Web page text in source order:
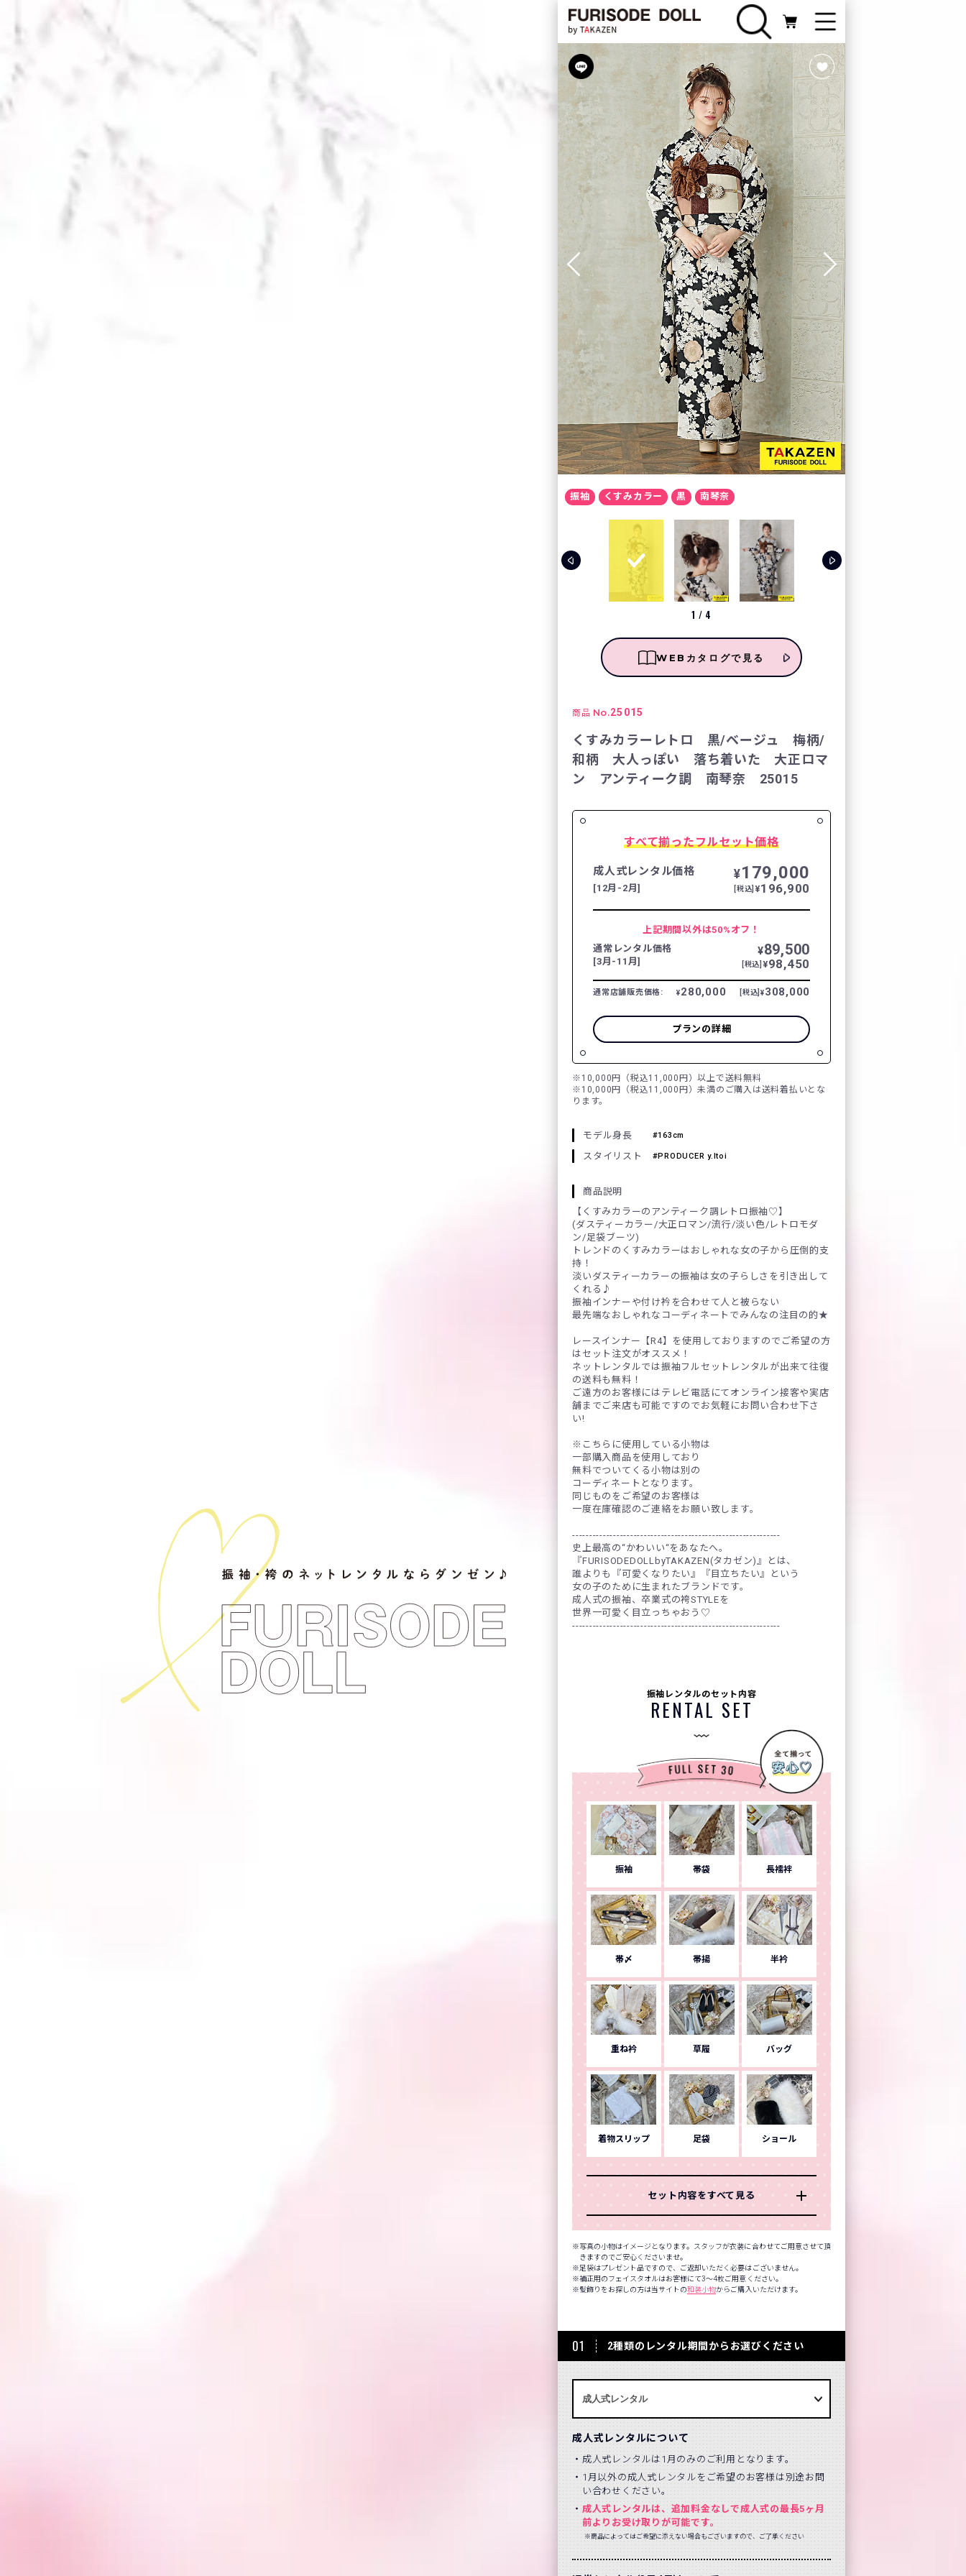
振袖 くすみカラー 黒 南琴奈
1 / 4
WEBカタログで見る
商品 No.25015
くすみカラーレトロ 黒/ベージュ 梅柄/
和柄 大人っぽい 落ち着いた 大正ロマ
ン アンティーク調 南琴奈 25015
すべて揃ったフルセット価格
成人式レンタル価格
[12月-2月]
¥179,000
[税込] ¥196,900
上記期間以外は50%オフ！
通常レンタル価格
[3月-11月]
¥89,500
[税込] ¥98,450
通常店舗販売価格: ¥280,000 [税込] ¥308,000
プランの詳細
※10,000円（税込11,000円）以上で送料無料
※10,000円（税込11,000円）未満のご購入は送料着払いとな
ります。
モデル身長 163cm
スタイリスト PRODUCER y.Itoi
商品説明
【くすみカラーのアンティーク調レトロ振袖♡】
(ダスティーカラー/大正ロマン/流行/淡い色/レトロモダ
ン/足袋ブーツ)
トレンドのくすみカラーはおしゃれな女の子から圧倒的支
持！
淡いダスティーカラーの振袖は女の子らしさを引き出して
くれる♪
振袖インナーや付け衿を合わせて人と被らない
最先端なおしゃれなコーディネートでみんなの注目の的★
レースインナー【R4】を使用しておりますのでご希望の方
はセット注文がオススメ！
ネットレンタルでは振袖フルセットレンタルが出来て往復
の送料も無料！
ご遠方のお客様にはテレビ電話にてオンライン接客や実店
舗までご来店も可能ですのでお気軽にお問い合わせ下さ
い!
※こちらに使用している小物は
一部購入商品を使用しており
無料でついてくる小物は別の
コーディネートとなります。
同じものをご希望のお客様は
一度在庫確認のご連絡をお願い致します。
-------------------------------------------------------------
史上最高の“かわいい“をあなたへ。
『FURISODEDOLLbyTAKAZEN(タカゼン)』とは、
誰よりも『可愛くなりたい』『目立ちたい』という
女の子のために生まれたブランドです。
成人式の振袖、卒業式の袴STYLEを
世界一可愛く目立っちゃおう♡
-------------------------------------------------------------
振袖レンタルのセット内容
RENTAL SET
振袖 帯袋 長襦袢
帯〆 帯揚 半衿
重ね衿 草履 バッグ
着物スリップ 足袋 ショール
セット内容をすべて見る
写真の小物はイメージとなります。スタッフが衣装に合わせてご用意させて頂
きますのでご安心くださいませ。
足袋はプレゼント品ですので、ご返却いただく必要はございません。
補正用のフェイスタオルはお客様にて3～4枚ご用意ください。
髪飾りをお探しの方は当サイトの和装小物からご購入いただけます。
01 2種類のレンタル期間からお選びください
成人式レンタルについて
成人式レンタルは1月のみのご利用となります。
1月以外の成人式レンタルをご希望のお客様は別途お問
い合わせください。
成人式レンタルは、追加料金なしで成人式の最長5ヶ月
前よりお受け取りが可能です。
※商品によってはご希望に添えない場合もございますので、ご了承ください